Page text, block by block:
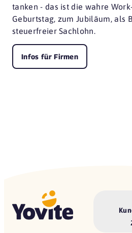
tanken - das ist die wahre
Geburtstag, zum Jubiläum, als
steuerfreier Sachlohn.
Infos für Firmen